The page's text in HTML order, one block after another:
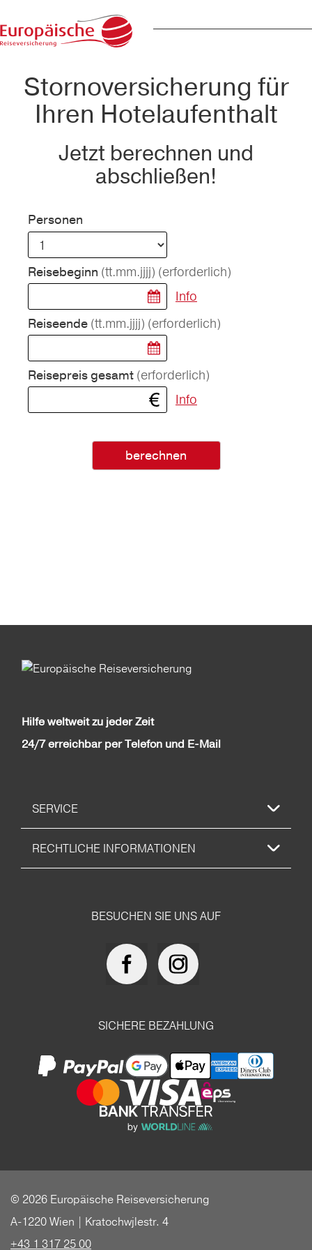
Stornoversicherung für
Ihren Hotelaufenthalt
Jetzt berechnen und
abschließen!
Personen
Reisebeginn (tt.mm.jjjj) (erforderlich)
Info
Reiseende (tt.mm.jjjj) (erforderlich)
Reisepreis gesamt (erforderlich)
Info
berechnen
Hilfe weltweit zu jeder Zeit
24/7 erreichbar per Telefon und E-Mail
SERVICE
RECHTLICHE INFORMATIONEN
BESUCHEN SIE UNS AUF
SICHERE BEZAHLUNG
© 2026 Europäische Reiseversicherung
A-1220 Wien | Kratochwjlestr. 4
+43 1 317 25 00